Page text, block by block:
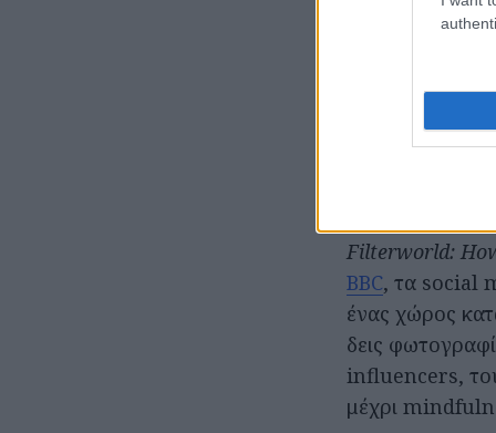
για να δεις τι
μάλιστα
Filterworld:
BBC, τα social
ένας χώρος
δεις
influencers,
μέχρι